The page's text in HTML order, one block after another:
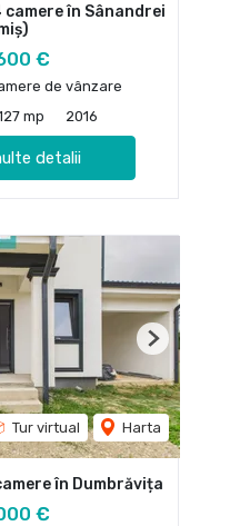
în Sânandrei
€
de vânzare
mp 2016
detalii
Tur virtual Harta
Next
în Dumbrăvița
€